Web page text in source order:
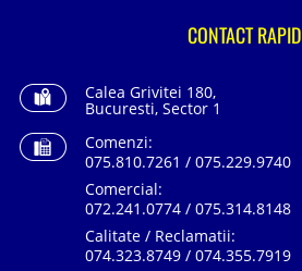
CONTACT RAPID
Calea Grivitei 180,
Bucuresti, Sector 1
Comenzi:
075.810.7261 / 075.229.9740
Comercial:
072.241.0774 / 075.314.8148
Calitate / Reclamatii:
074.323.8749 / 074.355.7919